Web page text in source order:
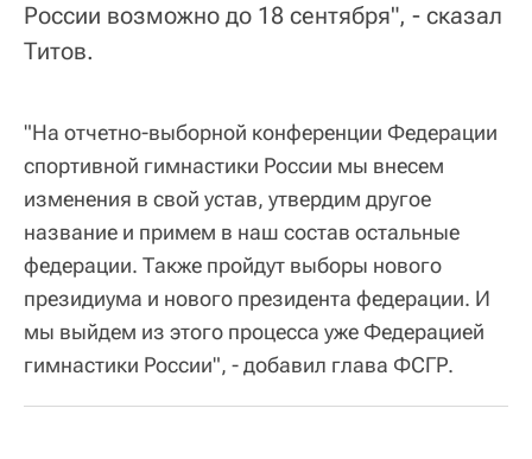
России возможно до 18 сентября", - сказал
Титов.
"На отчетно-выборной конференции Федерации
спортивной гимнастики России мы внесем
изменения в свой устав, утвердим другое
название и примем в наш состав остальные
федерации. Также пройдут выборы нового
президиума и нового президента федерации. И
мы выйдем из этого процесса уже Федерацией
гимнастики России", - добавил глава ФСГР.